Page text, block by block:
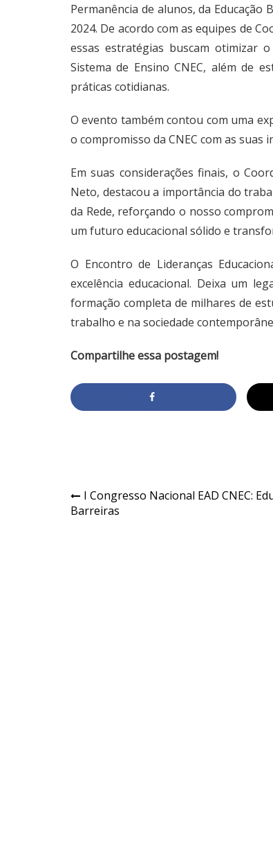
Permanência de alunos, da Educação
2024. De acordo com as equipes de
essas estratégias buscam otimizar
Sistema de Ensino CNEC, além de
práticas cotidianas.
O evento também contou com uma
o compromisso da CNEC com as
Em suas considerações finais, o
Neto, destacou a importância do
da Rede, reforçando o nosso
um futuro educacional sólido e
O Encontro de Lideranças
excelência educacional. Deixa um
formação completa de milhares de
trabalho e na sociedade
Compartilhe essa postagem!
I Congresso Nacional EAD CNEC:
Barreiras